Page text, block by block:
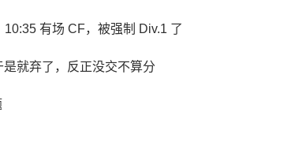
有场 CF，被强制 Div.1 了
就弃了，反正没交不算分